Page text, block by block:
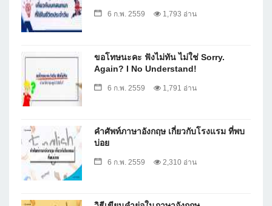
6 ก.พ. 2559 1,793 อ่าน
ขอโทษนะคะ ฟังไม่ทัน ไม่ใช่ Sorry.
Again? I No Understand!
6 ก.พ. 2559 1,791 อ่าน
คำศัพท์ภาษาอังกฤษ เกี่ยวกับโรงแรม ที่พบ
บ่อย
6 ก.พ. 2559 2,310 อ่าน